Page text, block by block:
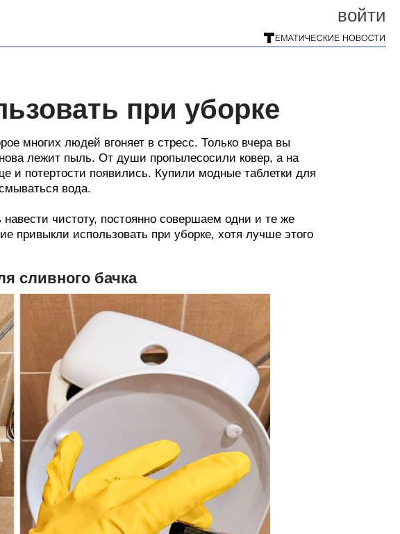
войти
при уборке
многих людей вгоняет в стресс. Только вчера вы
лежит пыль. От души пропылесосили ковер, а на
и потертости появились. Купили модные таблетки для
вода.
чистоту, постоянно совершаем одни и те же
привыкли использовать при уборке, хотя лучше этого
сливного бачка